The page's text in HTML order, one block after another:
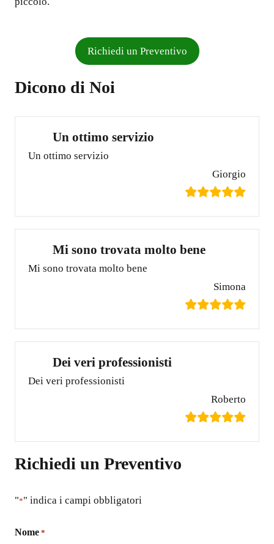
Richiedi un Preventivo
Dicono di Noi
Un ottimo servizio
Un ottimo servizio
Giorgio
Mi sono trovata molto bene
Mi sono trovata molto bene
Simona
Dei veri professionisti
Dei veri professionisti
Roberto
Richiedi un Preventivo
"*" indica i campi obbligatori
Nome *